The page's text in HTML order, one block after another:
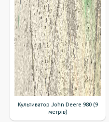
Культиватор John Deere 980 (9
метрів)